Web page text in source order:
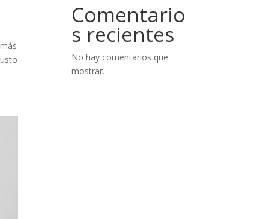
Comentario
s recientes
No hay comentarios que
mostrar.